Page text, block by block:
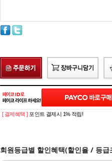
[ 결제혜택 ] 포인트 결제시 1% 적립!
회원등급별 할인혜택(할인율 / 등급